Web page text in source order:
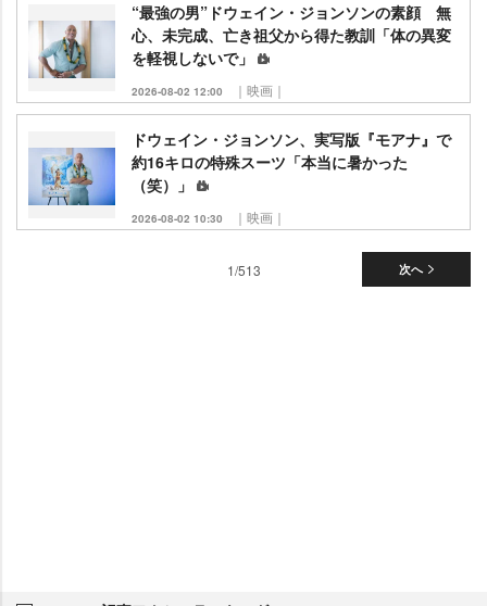
“最強の男”ドウェイン・ジョンソンの素顔 無
心、未完成、亡き祖父から得た教訓「体の異変
を軽視しないで」
2026-08-02 12:00 ｜映画｜
ドウェイン・ジョンソン、実写版『モアナ』で
約16キロの特殊スーツ「本当に暑かった
（笑）」
2026-08-02 10:30 ｜映画｜
次へ
1/513